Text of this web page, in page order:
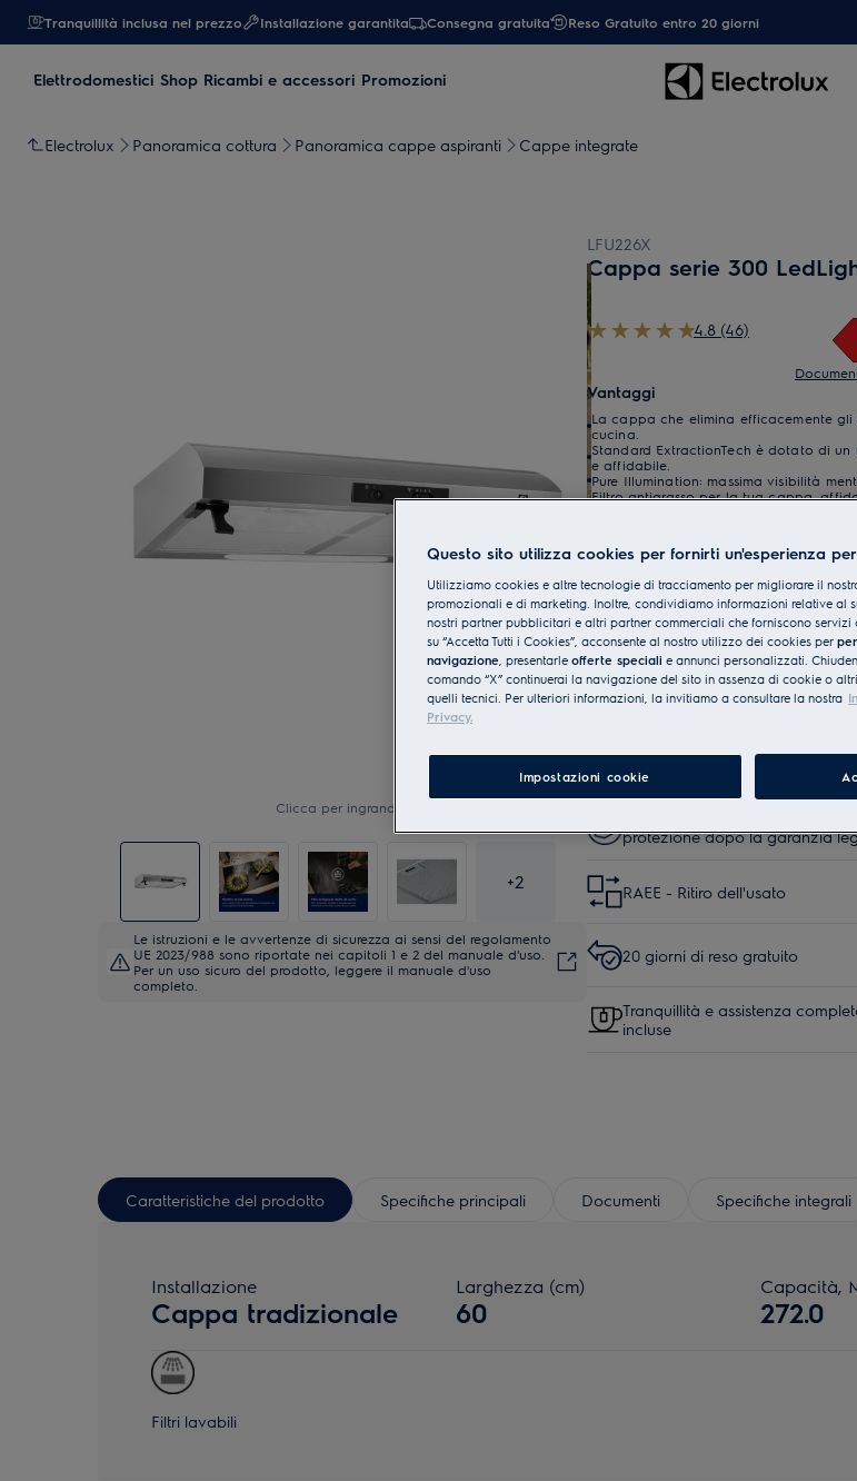
Tranquillità inclusa nel prezzo Installazione garantita Consegna gratuita Reso Gratuito entro 20 giorni
Elettrodomestici Shop Ricambi e accessori Promozioni
Electrolux Panoramica cottura Panoramica cappe aspiranti Cappe integrate
Clicca per ingrandire
+2
Le istruzioni e le avvertenze di sicurezza ai sensi del regolamento
UE 2023/988 sono riportate nei capitoli 1 e 2 del manuale d'uso.
Per un uso sicuro del prodotto, leggere il manuale d'uso
completo.
LFU226X
Cappa serie 300
4.8 (46)
Vantaggi
La cappa che elimina efficacemente
cucina.
Standard ExtractionTech è dotato di un
e affidabile.
Pure Illumination: massima visibilità
Filtro antigrasso per la tua cappa,
Consegna a bordo strada
(in circa 3-6 giorni
lavorativi)
€
Consegna al piano (in circa
5-7 giorni lavorativi)
€
(consegna in 5-7 giorni
lavorativi)
€
protezione dopo la garanzia
RAEE - Ritiro dell'usato
20 giorni di reso gratuito
Tranquillità e assistenza
incluse
Caratteristiche del prodotto Specifiche principali Documenti Specifiche integrali
Installazione
Cappa tradizionale
Larghezza (cm)
60
Capacità,
272.0
Filtri lavabili
Questo sito utilizza cookies per fornirti un'esperienza
Utilizziamo cookies e altre tecnologie di tracciamento per migliorare il
promozionali e di marketing. Inoltre, condividiamo informazioni relative al
nostri partner pubblicitari e altri partner commerciali che forniscono
su “Accetta Tutti i Cookies”, acconsente al nostro utilizzo dei cookies per
navigazione, presentarle offerte speciali e annunci personalizzati.
comando “X” continuerai la navigazione del sito in assenza di cookie o
quelli tecnici. Per ulteriori informazioni, la invitiamo a consultare la nostra
Privacy.
Impostazioni cookie